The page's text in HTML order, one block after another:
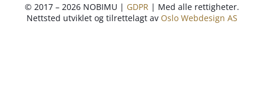
© 2017 – 2026 NOBIMU | GDPR | Med alle rettigheter.
Nettsted utviklet og tilrettelagt av Oslo Webdesign AS